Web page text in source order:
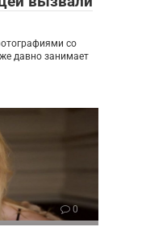
со
давно занимает
0